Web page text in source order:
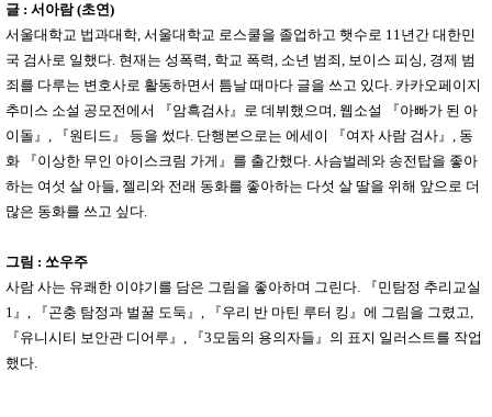
글 : 서아람(초연)
서울대학교 법과대학, 서울대학교 로스쿨을 졸업하고 햇수로 11년간 대한민
국 검사로 일했다. 현재는 성폭력, 학교 폭력, 소년 범죄, 보이스 피싱, 경제 범
죄를 다루는 변호사로 활동하면서 틈날 때마다 글을 쓰고 있다. 카카오페이지
추미스 소설 공모전에서
『암흑검사』 로 데뷔했으며, 웹소설 『아빠가 된 아
이돌』 , 『원티드』 등을 썼다. 단행본으로는 에세이 『여자 사람 검사』 , 동
화
『이상한 무인 아이스크림 가게 』 를 출간했다. 사슴벌레와 송전탑을 좋아
하는 여섯 살 아들, 젤리와 전래 동화를 좋아하는 다섯 살 딸을 위해 앞으로 더
많은 동화를 쓰고 싶다.
그림 : 쏘우주
사람 사는 유쾌한 이야기를 담은 그림을 좋아하며 그린다. 『민탐정 추리교실
1』 , 『곤충 탐정과 벌꿀 도둑』 , 『우리 반 마틴 루터 킹 』 에 그림을 그렸고,
『유니시티 보안관 디어루』 , 『3모둠의 용의자들』 의 표지 일러스트를 작업
했다.